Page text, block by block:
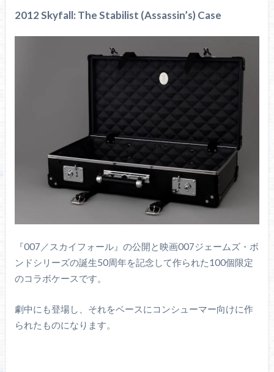
2012 Skyfall: The Stabilist (Assassin’s) Case
『007／スカイフォール』の公開と映画007ジェームズ・ボ
ンドシリーズの誕生50周年を記念して作られた100個限定
のコラボケースです。
劇中にも登場し、それをベースにコンシューマー向けに作
られたものになります。